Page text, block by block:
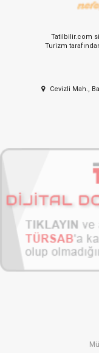
Tatilbilir.com
Turizm
Cevizli Mah.,